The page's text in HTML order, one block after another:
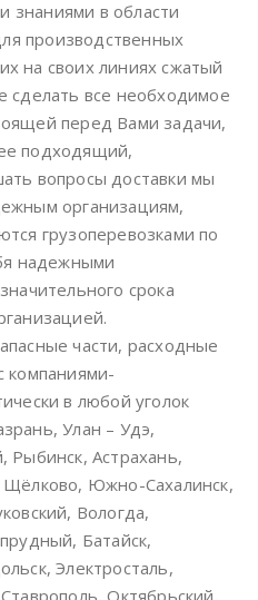
в области
производственных
на своих линиях сжатый
сделать все необходимое
перед Вами задачи,
подходящий,
вопросы доставки мы
организациям,
грузоперевозками по
надежными
срока
части, расходные
компаниями-
в любой уголок
Улан – Удэ,
Рыбинск, Астрахань,
Южно-Сахалинск,
Вологда,
Батайск,
Электросталь,
Октябрьский,